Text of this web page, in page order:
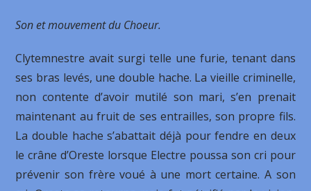
Son et mouvement du Choeur.
Clytemnestre avait surgi telle une furie, tenant dans
ses bras levés, une double hache. La vieille criminelle,
non contente d’avoir mutilé son mari, s’en prenait
maintenant au fruit de ses entrailles, son propre fils.
La double hache s’abattait déjà pour fendre en deux
le crâne d’Oreste lorsque Electre poussa son cri pour
prévenir son frère voué à une mort certaine. A son